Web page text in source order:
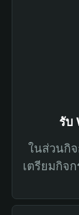
รับ
ในส่วนกิ
เตรียมกิจ